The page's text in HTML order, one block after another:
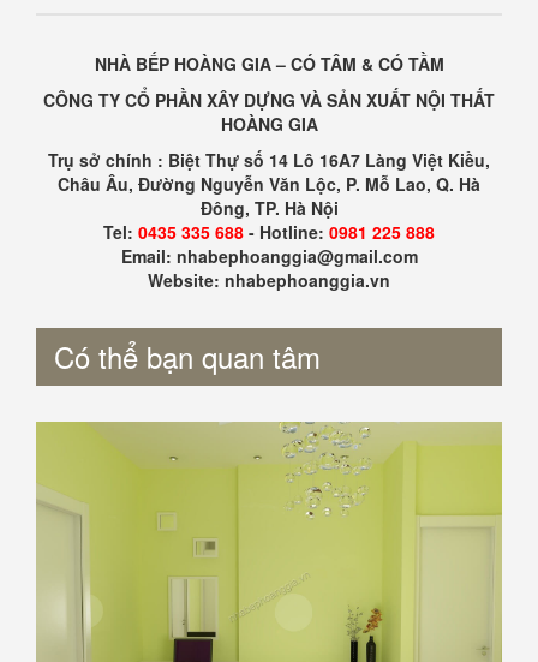
NHÀ BẾP HOÀNG GIA – CÓ TÂM & CÓ TẦM
CÔNG TY CỔ PHẦN XÂY DỰNG VÀ SẢN XUẤT NỘI THẤT
HOÀNG GIA
Trụ sở chính : Biệt Thự số 14 Lô 16A7 Làng Việt Kiều,
Châu Âu, Đường Nguyễn Văn Lộc, P. Mỗ Lao, Q. Hà
Đông, TP. Hà Nội
Tel: 0435 335 688 - Hotline: 0981 225 888
Email: nhabephoanggia@gmail.com
Website: nhabephoanggia.vn
Có thể bạn quan tâm